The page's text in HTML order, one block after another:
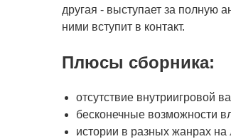
другая - выступает за полную
ними вступит в контакт.
Плюсы сборника:
отсутствие внутриигровой
бесконечные возможности
истории в разных жанрах на